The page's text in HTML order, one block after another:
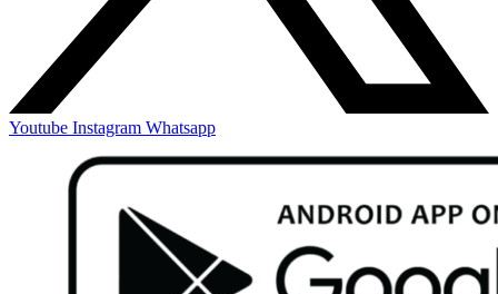
Youtube Instagram Whatsapp